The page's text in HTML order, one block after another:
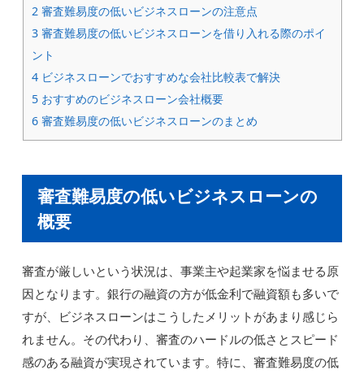
2審査難易度の低いビジネスローンの注意点
3審査難易度の低いビジネスローンを借り入れる際のポイ
ント
4ビジネスローンでおすすめな会社比較表で解決
5おすすめのビジネスローン会社概要
6審査難易度の低いビジネスローンのまとめ
審査難易度の低いビジネスローンの
概要
審査が厳しいという状況は、事業主や起業家を悩ませる原
因となります。銀行の融資の方が低金利で融資額も多いで
すが、ビジネスローンはこうしたメリットがあまり感じら
れません。その代わり、審査のハードルの低さとスピード
感のある融資が実現されています。特に、審査難易度の低